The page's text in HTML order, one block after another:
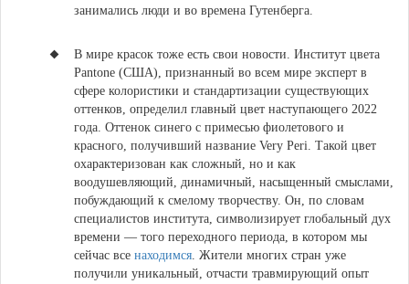
занимались люди и во времена Гутенберга.
В мире красок тоже есть свои новости. Институт цвета
Pantone (США), признанный во всем мире эксперт в
сфере колористики и стандартизации существующих
оттенков, определил главный цвет наступающего 2022
года. Оттенок синего с примесью фиолетового и
красного, получивший название Very Peri. Такой цвет
охарактеризован как сложный, но и как
воодушевляющий, динамичный, насыщенный смыслами,
побуждающий к смелому творчеству. Он, по словам
специалистов института, символизирует глобальный дух
времени — того переходного периода, в котором мы
сейчас все находимся. Жители многих стран уже
получили уникальный, отчасти травмирующий опыт